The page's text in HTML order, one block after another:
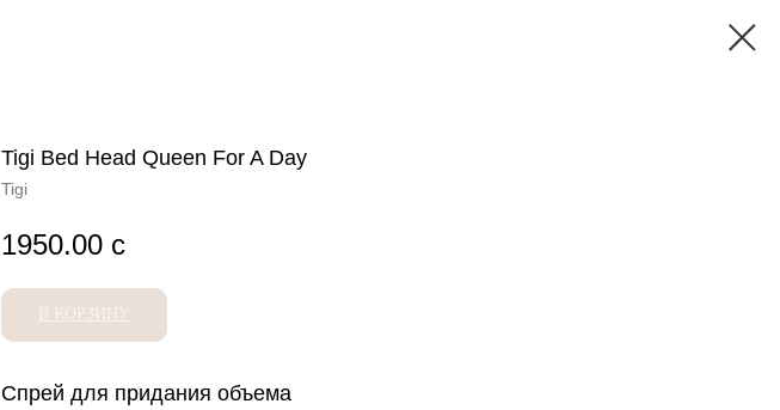
Tigi Bed Head Queen For A Day
Tigi
1950.00 с
В КОРЗИНУ
Спрей для придания объема